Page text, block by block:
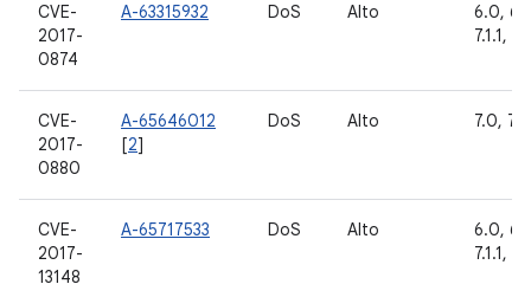
CVE-
2017-
0874
A-63315932 DoS Alto
6.0,
7.1.1,
CVE-
2017-
0880
A-65646012
[2]
DoS Alto 7.0,
CVE-
2017-
13148
A-65717533 DoS Alto
6.0,
7.1.1,